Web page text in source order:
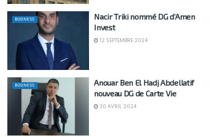
BUSINESS
Nacir Triki nommé DG d’Amen
Invest
12 SEPTEMBRE 2024
BUSINESS
Anouar Ben El Hadj Abdellatif
nouveau DG de Carte Vie
30 AVRIL 2024